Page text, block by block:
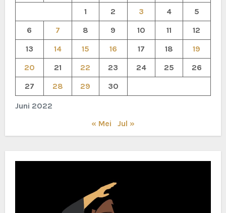
Juni 2022
1 2 3 4
5
6
7 8 9 10 11
12
13
14 15 16 17 18
19
20
21 22 23 24 25
26
27
28 29 30
« Mei Jul »